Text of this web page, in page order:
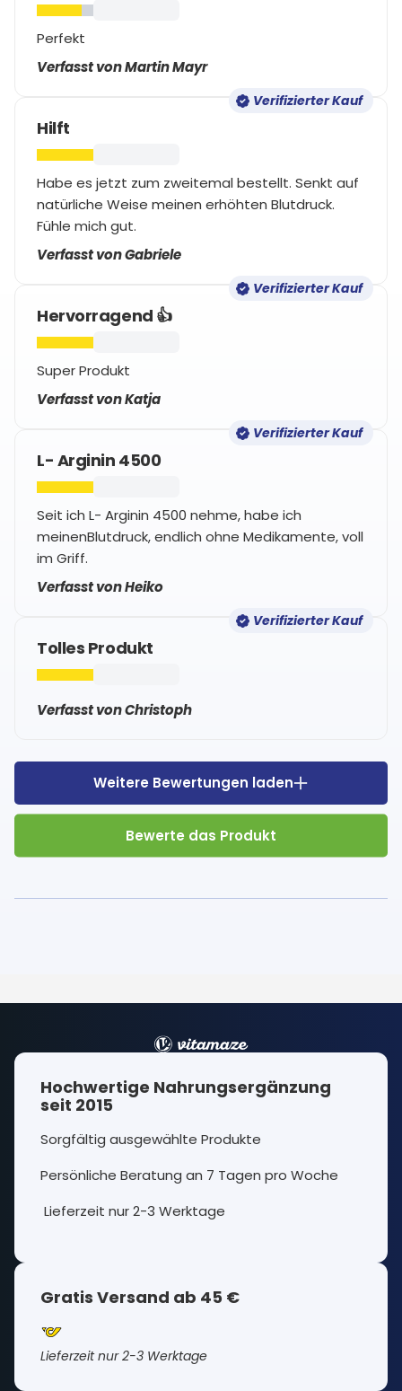
Perfekt
Verfasst von Martin Mayr
Verifizierter Kauf
Hilft
Habe es jetzt zum zweitemal bestellt. Senkt auf
natürliche Weise meinen erhöhten Blutdruck.
Fühle mich gut.
Verfasst von Gabriele
Verifizierter Kauf
Hervorragend 👍
Super Produkt
Verfasst von Katja
Verifizierter Kauf
L- Arginin 4500
Seit ich L- Arginin 4500 nehme, habe ich
meinenBlutdruck, endlich ohne Medikamente, voll
im Griff.
Verfasst von Heiko
Verifizierter Kauf
Tolles Produkt
Verfasst von Christoph
Weitere Bewertungen laden
Bewerte das Produkt
Hochwertige Nahrungsergänzung
seit 2015
Sorgfältig ausgewählte Produkte
Persönliche Beratung an 7 Tagen pro Woche
Lieferzeit nur 2-3 Werktage
Gratis Versand ab 45 €
Lieferzeit nur 2-3 Werktage